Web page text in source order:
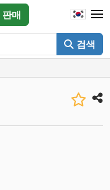
검색
판매